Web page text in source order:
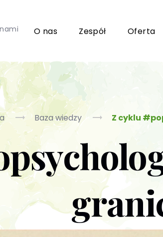
O nas Zespół Oferta
Grupy wsparcia i TUSy dla osób
Poradnictwo seksuologiczne
Psychoterapia par i małżeństwa
Terapia uzależnień (PL / EN)
Baza wiedzy Z cyklu